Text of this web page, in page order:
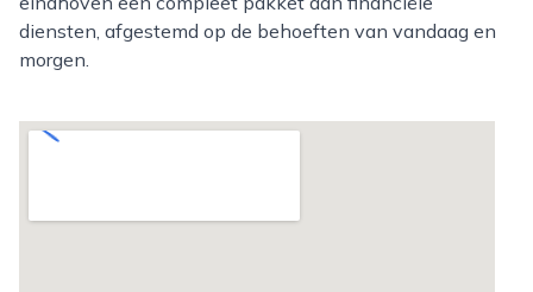
diensten, afgestemd op de behoeften van vandaag en
morgen.